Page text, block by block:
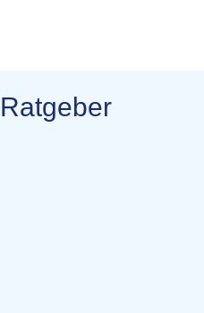
Ratgeber